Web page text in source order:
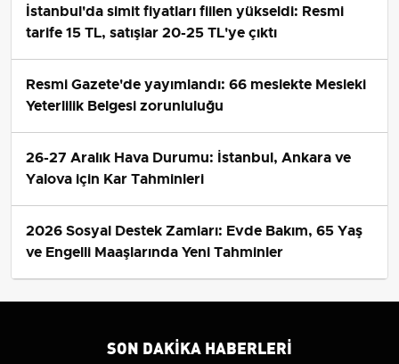
İstanbul'da simit fiyatları fiilen yükseldi: Resmi
tarife 15 TL, satışlar 20-25 TL'ye çıktı
Resmi Gazete'de yayımlandı: 66 meslekte Mesleki
Yeterlilik Belgesi zorunluluğu
26-27 Aralık Hava Durumu: İstanbul, Ankara ve
Yalova için Kar Tahminleri
2026 Sosyal Destek Zamları: Evde Bakım, 65 Yaş
ve Engelli Maaşlarında Yeni Tahminler
SON DAKIKA HABERLERI